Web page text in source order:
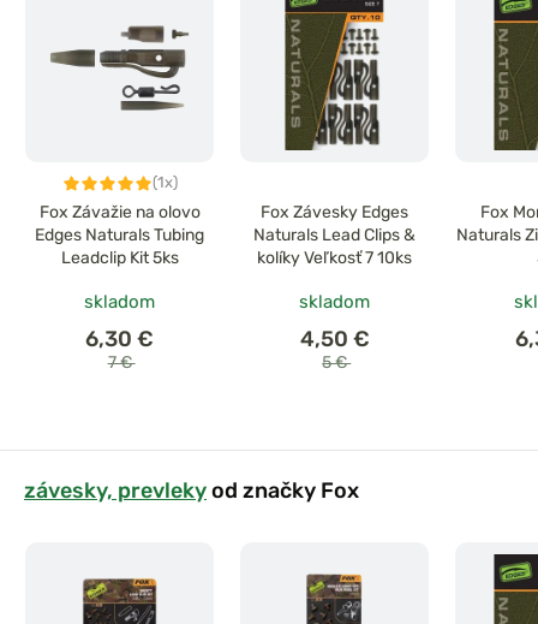
(1x)
Fox Závažie na olovo
Edges Naturals Tubing
Leadclip Kit 5ks
skladom
6,30 €
7 €
Fox Závesky Edges
Naturals Lead Clips &
kolíky Veľkosť 7 10ks
skladom
4,50 €
5 €
Fox
Naturals
závesky, prevlekyod značky Fox